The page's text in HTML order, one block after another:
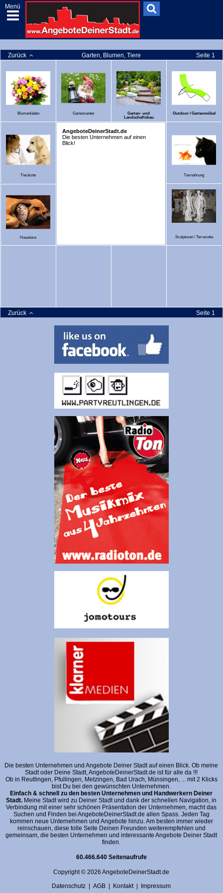
Menü
Zurück Garten, Blumen, Tiere Seite 1
Blumenläden Gartencenter
Garten- und
Landschaftsbau
Outdoor / Gartenmöbel
Tierärzte
AngeboteDeinerStadt.de
Die besten Unternehmen auf einen
Blick!
Tiernahrung
Haustiere Sculpturen / Terracotta
Zurück Seite 1
Die besten Unternehmen und Angebote Deiner Stadt auf einen Blick. Ob meine
Stadt oder Deine Stadt, AngeboteDeinerStadt.de ist für alle da !!!
Ob in Reutlingen, Pfullingen, Metzingen, Bad Urach, Münsingen, ... mit 2 Klicks
bist Du bei den gewünschten Unternehmen.
Einfach & schnell zu den besten Unternehmen und Handwerkern Deiner
Stadt. Meine Stadt wird zu Deiner Stadt und dank der schnellen Navigation, in
Verbindung mit einer sehr schönen Präsentation der Unternehmen, macht das
Suchen und Finden bei AngeboteDeinerStadt.de allen Spass. Jeden Tag
kommen neue Unternehmen und Angebote hinzu. Am besten immer wieder
reinschauen, diese tolle Seite Deinen Freunden weiterempfehlen und
gemeinsam, die besten Unternehmen und interessante Angebote Deiner Stadt
finden.
60.466.640 Seitenaufrufe
Copyright © 2026 AngeboteDeinerStadt.de
Datenschutz |AGB | Kontakt| Impressum